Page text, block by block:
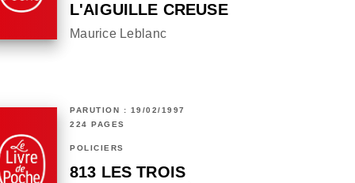
L'AIGUILLE CREUSE
Maurice Leblanc
PARUTION : 19/02/1997
224 PAGES
POLICIERS
813 LES TROIS